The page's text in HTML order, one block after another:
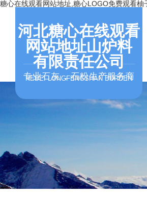
糖心在线观看网站地址,糖心LOGO免费观看
河北糖心在线观看
网站地址山炉料
有限责任公司
HEBEI LONGFENGSHAN BURDEN
专业石灰，石粉生产服务商